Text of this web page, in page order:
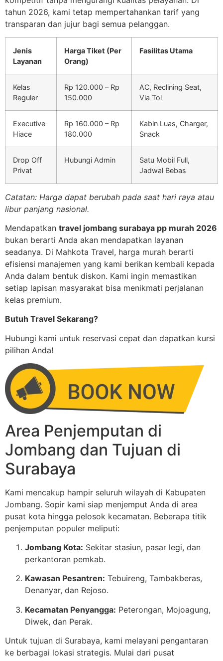
tahun 2026, kami tetap mempertahankan tarif yang
transparan dan jujur bagi semua pelanggan.
Jenis
Layanan
Harga Tiket (Per
Orang)
Fasilitas Utama
Kelas
Reguler
Rp 120.000 – Rp
150.000
AC, Reclining Seat,
Via Tol
Executive
Hiace
Rp 160.000 – Rp
180.000
Kabin Luas, Charger,
Snack
Drop Off
Privat
Hubungi Admin
Satu Mobil Full,
Jadwal Bebas
Catatan: Harga dapat berubah pada saat hari raya atau
libur panjang nasional.
Mendapatkan travel jombang surabaya pp murah 2026
bukan berarti Anda akan mendapatkan layanan
seadanya. Di Mahkota Travel, harga murah berarti
efisiensi manajemen yang kami berikan kembali kepada
Anda dalam bentuk diskon. Kami ingin memastikan
setiap lapisan masyarakat bisa menikmati perjalanan
kelas premium.
Butuh Travel Sekarang?
Hubungi kami untuk reservasi cepat dan dapatkan kursi
pilihan Anda!
Area Penjemputan di
Jombang dan Tujuan di
Surabaya
Kami mencakup hampir seluruh wilayah di Kabupaten
Jombang. Sopir kami siap menjemput Anda di area
pusat kota hingga pelosok kecamatan. Beberapa titik
penjemputan populer meliputi:
Jombang Kota: Sekitar stasiun, pasar legi, dan
perkantoran pemkab.
Kawasan Pesantren: Tebuireng, Tambakberas,
Denanyar, dan Rejoso.
Kecamatan Penyangga: Peterongan, Mojoagung,
Diwek, dan Perak.
Untuk tujuan di Surabaya, kami melayani pengantaran
ke berbagai lokasi strategis. Mulai dari pusat